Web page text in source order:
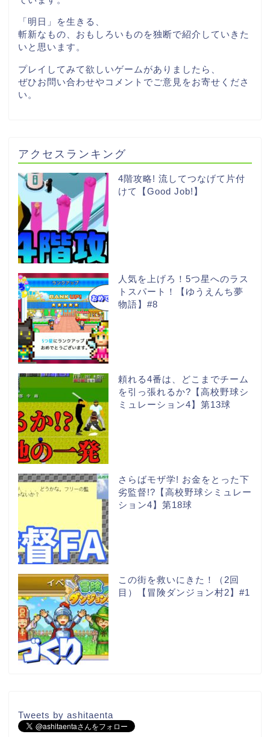
「明日」を生きる、
斬新なもの、おもしろいものを独断で紹介していきた
いと思います。
プレイしてみて欲しいゲームがありましたら、
ぜひお問い合わせやコメントでご意見をお寄せくださ
い。
アクセスランキング
4階攻略! 流してつなげて片付
けて【Good Job!】
人気を上げろ！5つ星へのラス
トスパート！【ゆうえんち夢
物語】#8
頼れる4番は、どこまでチーム
を引っ張れるか?【高校野球シ
ミュレーション4】第13球
さらばモザ学! お金をとった下
劣監督!?【高校野球シミュレー
ション4】第18球
この街を救いにきた！（2回
目）【冒険ダンジョン村2】#1
Tweets by ashitaenta